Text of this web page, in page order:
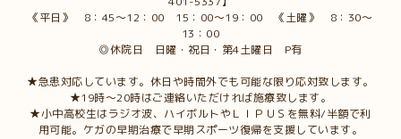
《平日》 8：45～12：00 15：00～19：00 《土曜》 8：30～
13：00
◎休院日 日曜・祝日・第4土曜日 P有
★急患対応しています。休日や時間外でも可能な限り応対致します。
★19時～20時はご連絡いただければ施療致します。
★小中高校生はラジオ波、ハイボルトやＬＩＰＵＳを無料/半額で利
用可能。ケガの早期治療で早期スポーツ復帰を支援しています。